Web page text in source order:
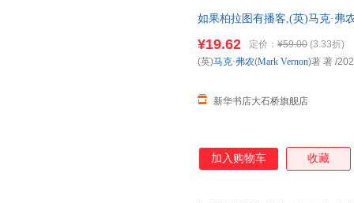
在DDD战略部分，《实现领域
事件、聚合和资源库等内容。
解DDD实现来说非常有用。 《
如果柏拉图有播客,(英)马克·弗
购优惠咨询：13284178503
¥19.62 定价： ¥59.00 (3.33折)
新华书店大石桥旗舰店
(英)马克·弗农(Mark Vernon)著 著 /
加入购物车 收藏